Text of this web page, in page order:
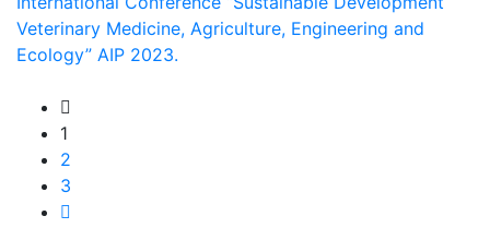
Veterinary Medicine, Agriculture, Engineering and
Ecology” AIP 2023.
1
2
3